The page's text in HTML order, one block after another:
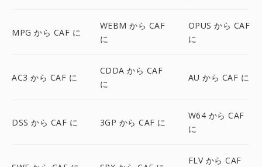
MPG から CAF に
WEBM から CAF
に
OPUS から CAF
に
AC3 から CAF に
CDDA から CAF
に
AU から CAF に
DSS から CAF に 3GP から CAF に
W64 から CAF
に
FLV から CAF